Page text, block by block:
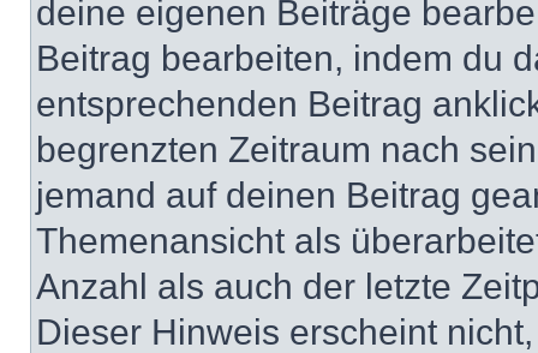
deine eigenen Beiträge
Beitrag bearbeiten, indem du
entsprechenden Beitrag
begrenzten Zeitraum nach
jemand auf deinen Beitrag
Themenansicht als
Anzahl als auch der letzte
Dieser Hinweis erscheint